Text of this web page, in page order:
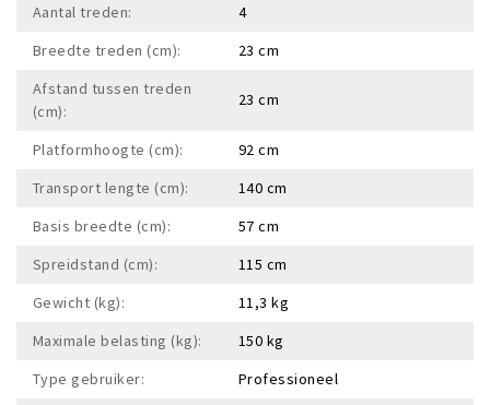
Aantal treden:
4
Breedte treden (cm):
23 cm
Afstand tussen treden
(cm):
23 cm
Platformhoogte (cm):
92 cm
Transport lengte (cm):
140 cm
Basis breedte (cm):
57 cm
Spreidstand (cm):
115 cm
Gewicht (kg):
11,3 kg
Maximale belasting (kg):
150 kg
Type gebruiker:
Professioneel